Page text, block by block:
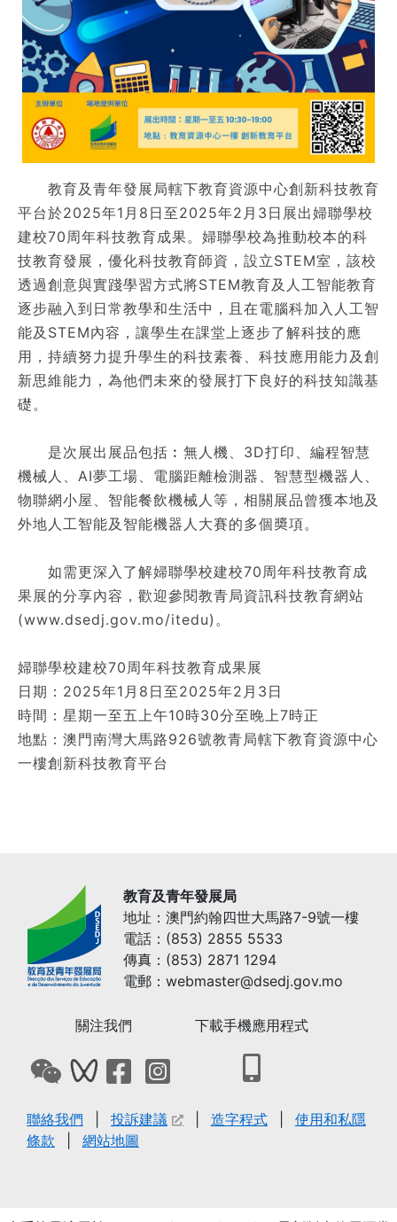
教育及青年發展局轄下教育資源中心創新科技教育
平台於2025年1月8日至2025年2月3日展出婦聯學校
建校70周年科技教育成果。婦聯學校為推動校本的科
技教育發展，優化科技教育師資，設立STEM室，該校
透過創意與實踐學習方式將STEM教育及人工智能教育
逐步融入到日常教學和生活中，且在電腦科加入人工智
能及STEM內容，讓學生在課堂上逐步了解科技的應
用，持續努力提升學生的科技素養、科技應用能力及創
新思維能力，為他們未來的發展打下良好的科技知識基
礎。
是次展出展品包括︰無人機、3D打印、編程智慧
機械人、AI夢工場、電腦距離檢測器、智慧型機器人、
物聯網小屋、智能餐飲機械人等，相關展品曾獲本地及
外地人工智能及智能機器人大賽的多個奬項。
如需更深入了解婦聯學校建校70周年科技教育成
果展的分享內容，歡迎參閱教青局資訊科技教育網站
(www.dsedj.gov.mo/itedu)。
婦聯學校建校70周年科技教育成果展
日期：2025年1月8日至2025年2月3日
時間：星期一至五上午10時30分至晚上7時正
地點：澳門南灣大馬路926號教青局轄下教育資源中心
一樓創新科技教育平台
教育及青年發展局
地址：澳門約翰四世大馬路7-9號一樓
電話：(853) 2855 5533
傳真：(853) 2871 1294
電郵：webmaster@dsedj.gov.mo
關注我們
打開教青局微信QRCode
打開教青局微信影音號QRCode
打開教青局Facebook專頁
下載手機應用程式
聯絡我們 投訴建議 造字程式
使用和私隱
條款
網站地圖